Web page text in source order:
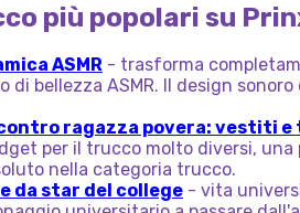
più popolari su
ASMR - trasforma
di bellezza ASMR. Il design sonoro
ragazza povera: vestiti
per il trucco molto diversi, una
nella categoria trucco.
da star del college - vita